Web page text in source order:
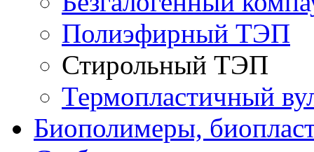
Полиэфирный ТЭП
Стирольный ТЭП
Термопластичный
Биополимеры,